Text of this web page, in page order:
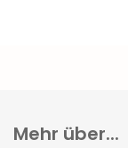
Mehr über...